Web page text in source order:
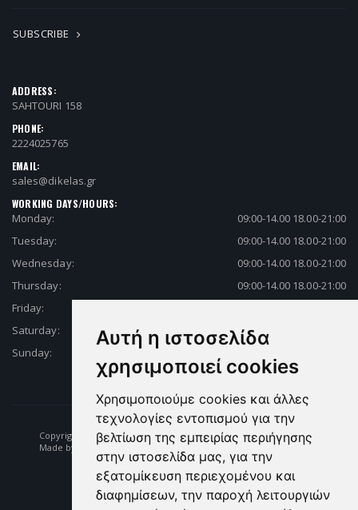
Αυτή η ιστοσελίδα
χρησιμοποιεί cookies
Χρησιμοποιούμε cookies και άλλες
τεχνολογίες εντοπισμού για την
βελτίωση της εμπειρίας περιήγησης
στην ιστοσελίδα μας, για την
εξατομίκευση περιεχομένου και
διαφημίσεων, την παροχή λειτουργιών
SUBSCRIBE
ADDRESS:
SAHTOURI 158
PHONE:
2224025765
EMAIL:
sales@dikelas.gr
WORKING DAYS/HOURS:
Monday:
09:00-14.00 18.00-21:00
Tuesday:
09:00-14.00 18.00-21:00
Wednesday:
09:00-14.00 18.00-21:00
Thursday:
09:00-14.00 18.00-21:00
Friday:
Saturday:
09:00-14.00 18.00-21:00
Sunday:
Copyright © 2026 Fishing | Diving | Fishing Equipment - Dikelas.gr
Made by: e-biz.gr